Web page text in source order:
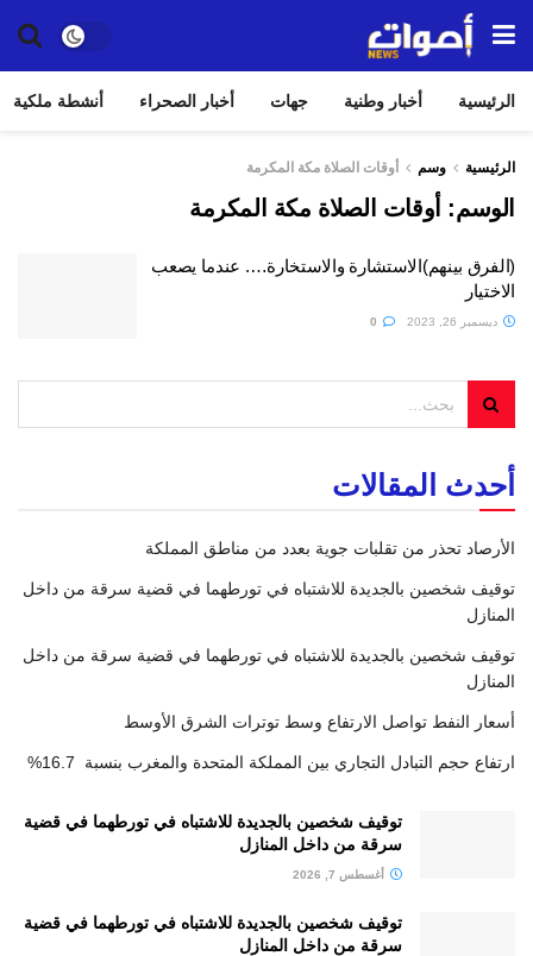
الرئيسية أخبار وطنية جهات أخبار الصحراء أنشطة ملكية
الرئيسية وسم أوقات الصلاة مكة المكرمة
الوسم: أوقات الصلاة مكة المكرمة
(الفرق بينهم)الاستشارة والاستخارة…. عندما يصعب
الاختيار
ديسمبر 26, 2023
أحدث المقالات
الأرصاد تحذر من تقلبات جوية بعدد من مناطق المملكة
توقيف شخصين بالجديدة للاشتباه في تورطهما في قضية سرقة من داخل
المنازل
توقيف شخصين بالجديدة للاشتباه في تورطهما في قضية سرقة من داخل
المنازل
أسعار النفط تواصل الارتفاع وسط توترات الشرق الأوسط
ارتفاع حجم التبادل التجاري بين المملكة المتحدة والمغرب بنسبة 16.7%
توقيف شخصين بالجديدة للاشتباه في تورطهما في قضية
سرقة من داخل المنازل
أغسطس 7, 2026
توقيف شخصين بالجديدة للاشتباه في تورطهما في قضية
سرقة من داخل المنازل